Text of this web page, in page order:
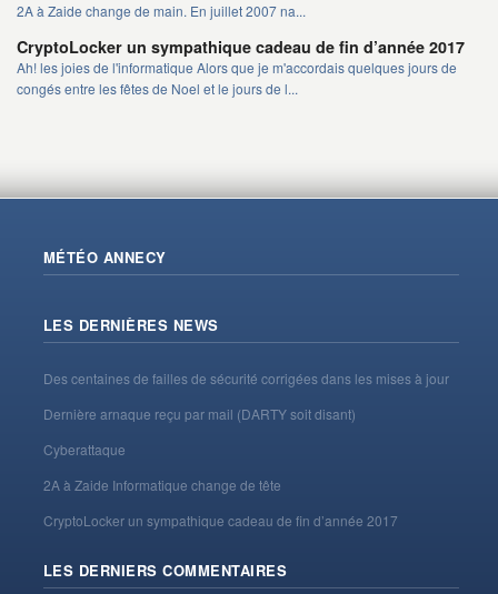
2A à Zaide change de main. En juillet 2007 na...
CryptoLocker un sympathique cadeau de fin d’année 2017
Ah! les joies de l'informatique Alors que je m'accordais quelques jours de
congés entre les fêtes de Noel et le jours de l...
MÉTÉO ANNECY
LES DERNIÈRES NEWS
Des centaines de failles de sécurité corrigées dans les mises à jour
Dernière arnaque reçu par mail (DARTY soit disant)
Cyberattaque
2A à Zaide Informatique change de tête
CryptoLocker un sympathique cadeau de fin d’année 2017
LES DERNIERS COMMENTAIRES